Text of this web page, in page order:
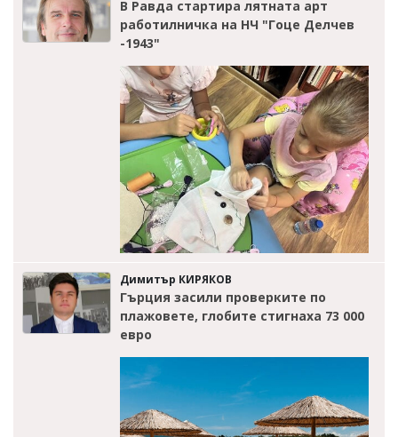
В Равда стартира лятната арт
работилничка на НЧ "Гоце Делчев
-1943"
Димитър КИРЯКОВ
Гърция засили проверките по
плажовете, глобите стигнаха 73 000
евро